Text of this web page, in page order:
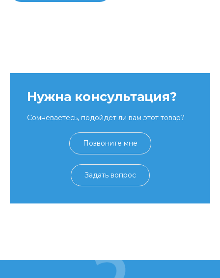
Нужна консультация?
Сомневаетесь, подойдет ли вам этот товар?
Позвоните мне
Задать вопрос